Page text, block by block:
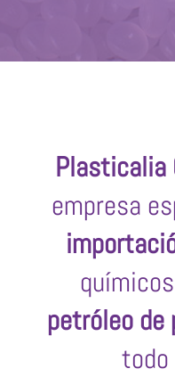
Plasticalia
empresa
químicos
petróleo
todo